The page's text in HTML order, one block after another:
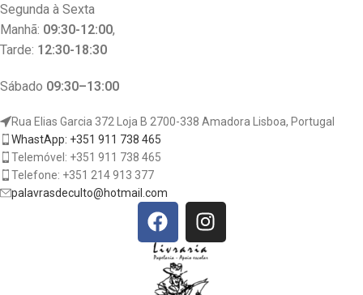
Segunda à Sexta
Manhã: 09:30-12:00,
Tarde: 12:30-18:30
Sábado 09:30–13:00
Rua Elias Garcia 372 Loja B 2700-338 Amadora Lisboa, Portugal
WhastApp: +351 911 738 465
Telemóvel: +351 911 738 465
Telefone: +351 214 913 377
palavrasdeculto@hotmail.com